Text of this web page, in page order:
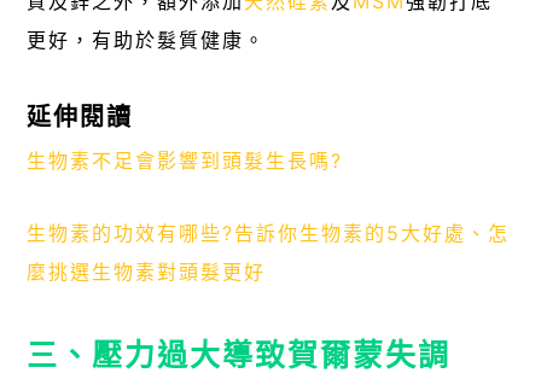
更好，有助於髮質健康。
延伸閱讀
生物素不足會影響到頭髮生長嗎?
生物素的功效有哪些?告訴你生物素的5大好處、怎
麼挑選生物素對頭髮更好
三、壓力過大導致賀爾蒙失調